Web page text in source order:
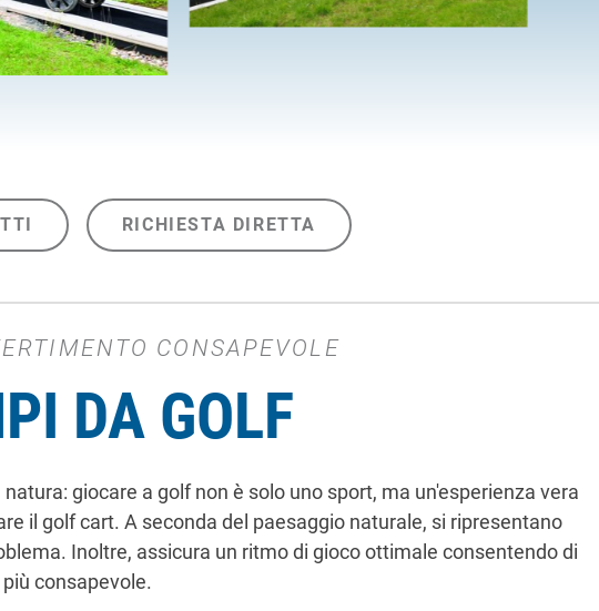
RICHIESTA DIRETTA
CONSAPEVOLE
DA GOLF
giocare a golf non è solo uno sport, ma un'esperienza vera
il golf cart. A seconda del paesaggio naturale, si ripresentano
Inoltre, assicura un ritmo di gioco ottimale consentendo di
consapevole.